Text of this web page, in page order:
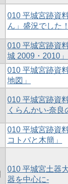
010 平城宮跡資
ん」盛況でした
010 平城宮跡資
城 2009・2010」
010 平城宮跡資
地図」
010 平城宮跡資
くらんかい-奈
010 平城宮跡資
コトバと木簡」
010 平城宮土器
器を中心に-